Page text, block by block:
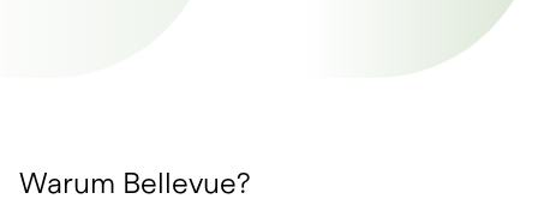
Warum Bellevue?